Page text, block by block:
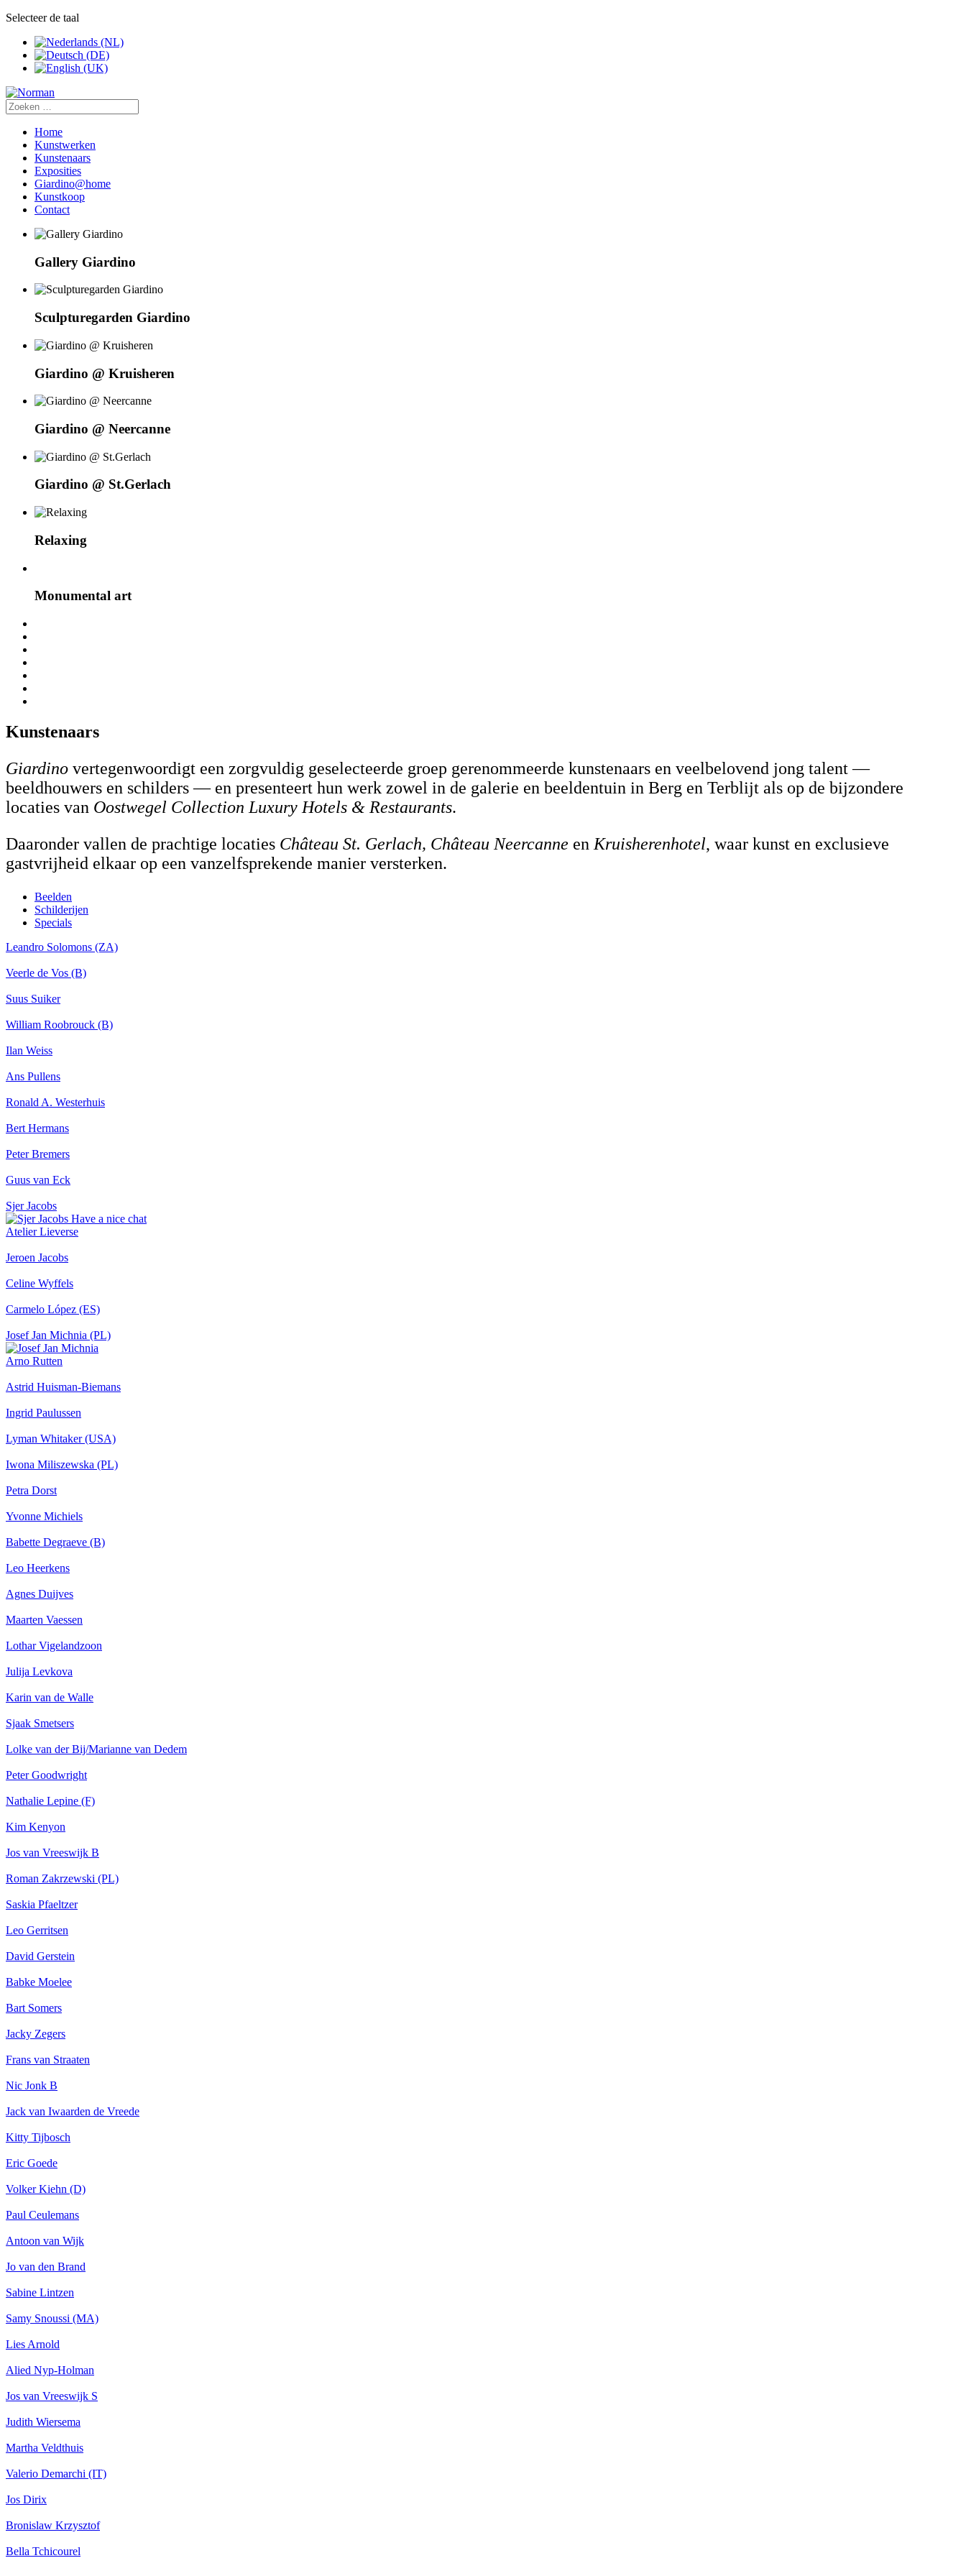
Selecteer de taal
Home
Kunstwerken
Kunstenaars
Exposities
Giardino@home
Kunstkoop
Contact
Gallery Giardino
Sculpturegarden Giardino
Giardino @ Kruisheren
Giardino @ Neercanne
Giardino @ St.Gerlach
Relaxing
Monumental art
Kunstenaars
Giardino vertegenwoordigt een zorgvuldig geselecteerde groep gerenommeerde kunstenaars en veelbelovend jong talent —
beeldhouwers en schilders — en presenteert hun werk zowel in de galerie en beeldentuin in Berg en Terblijt als op de bijzondere
locaties van Oostwegel Collection Luxury Hotels & Restaurants.
Daaronder vallen de prachtige locaties Château St. Gerlach, Château Neercanne en Kruisherenhotel, waar kunst en exclusieve
gastvrijheid elkaar op een vanzelfsprekende manier versterken.
Beelden
Schilderijen
Specials
Leandro Solomons (ZA)
Veerle de Vos (B)
Suus Suiker
William Roobrouck (B)
Ilan Weiss
Ans Pullens
Ronald A. Westerhuis
Bert Hermans
Peter Bremers
Guus van Eck
Sjer Jacobs
Atelier Lieverse
Jeroen Jacobs
Celine Wyffels
Carmelo López (ES)
Josef Jan Michnia (PL)
Arno Rutten
Astrid Huisman-Biemans
Ingrid Paulussen
Lyman Whitaker (USA)
Iwona Miliszewska (PL)
Petra Dorst
Yvonne Michiels
Babette Degraeve (B)
Leo Heerkens
Agnes Duijves
Maarten Vaessen
Lothar Vigelandzoon
Julija Levkova
Karin van de Walle
Sjaak Smetsers
Lolke van der Bij/Marianne van Dedem
Peter Goodwright
Nathalie Lepine (F)
Kim Kenyon
Jos van Vreeswijk B
Roman Zakrzewski (PL)
Saskia Pfaeltzer
Leo Gerritsen
David Gerstein
Babke Moelee
Bart Somers
Jacky Zegers
Frans van Straaten
Nic Jonk B
Jack van Iwaarden de Vreede
Kitty Tijbosch
Eric Goede
Volker Kiehn (D)
Paul Ceulemans
Antoon van Wijk
Jo van den Brand
Sabine Lintzen
Samy Snoussi (MA)
Lies Arnold
Alied Nyp-Holman
Jos van Vreeswijk S
Judith Wiersema
Martha Veldthuis
Valerio Demarchi (IT)
Jos Dirix
Bronislaw Krzysztof
Bella Tchicourel